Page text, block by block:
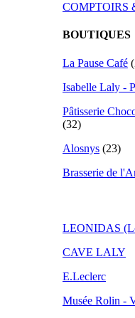
COMPTOIRS
BOUTIQUES
La Pause Café
Isabelle Laly -
Pâtisserie
(32)
Alosnys (23)
Brasserie de
LEONIDAS
CAVE LALY
E.Leclerc
Musée Rolin -